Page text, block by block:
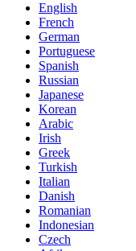
English
French
German
Portuguese
Spanish
Russian
Japanese
Korean
Arabic
Irish
Greek
Turkish
Italian
Danish
Romanian
Indonesian
Czech